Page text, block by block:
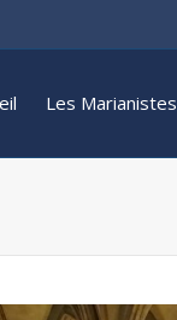
Les Marianistes